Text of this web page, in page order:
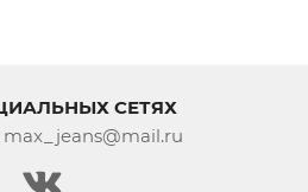
СЕТЯХ
max_jeans@mail.ru